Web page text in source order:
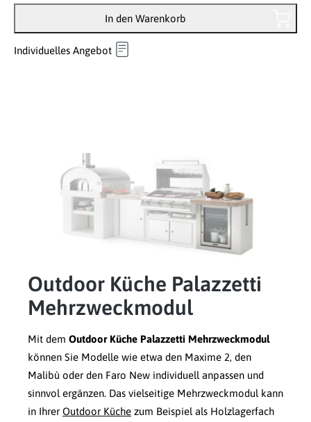
In den Warenkorb
Individuelles Angebot
Outdoor Küche Palazzetti
Mehrzweckmodul
Mit dem Outdoor Küche Palazzetti Mehrzweckmodul
können Sie Modelle wie etwa den Maxime 2, den
Malibù oder den Faro New individuell anpassen und
sinnvol ergänzen. Das vielseitige Mehrzweckmodul kann
in Ihrer Outdoor Küche zum Beispiel als Holzlagerfach